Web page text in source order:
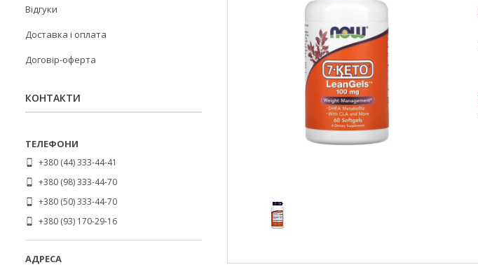
Відгуки
Доставка і оплата
Договір-оферта
КОНТАКТИ
+380 (44) 333-44-41
+380 (98) 333-44-70
+380 (50) 333-44-70
+380 (93) 170-29-16